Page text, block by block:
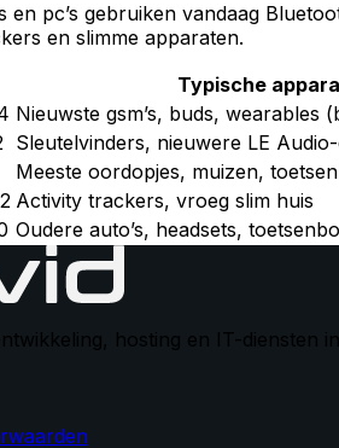
en pc’s gebruiken vandaag
en slimme apparaten.
Typische
Nieuwste gsm’s, buds, wearables
Sleutelvinders, nieuwere LE
Meeste oordopjes, muizen,
Activity trackers, vroeg slim huis
Oudere auto’s, headsets,
hosting en IT-diensten